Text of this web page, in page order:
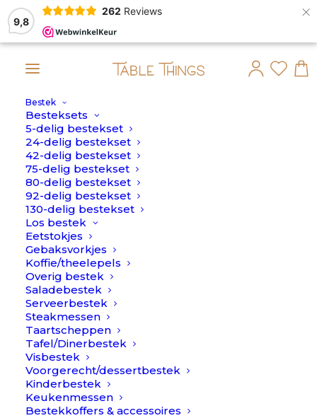
9,8
262 Reviews ×
Bestek
Besteksets
5-delig bestekset
24-delig bestekset
42-delig bestekset
75-delig bestekset
80-delig bestekset
92-delig bestekset
130-delig bestekset
Los bestek
Eetstokjes
Gebaksvorkjes
Koffie/theelepels
Overig bestek
Saladebestek
Serveerbestek
Steakmessen
Taartscheppen
Tafel/Dinerbestek
Visbestek
Voorgerecht/dessertbestek
Kinderbestek
Keukenmessen
Bestekkoffers & accessoires
Home > 24-delig
24-delig